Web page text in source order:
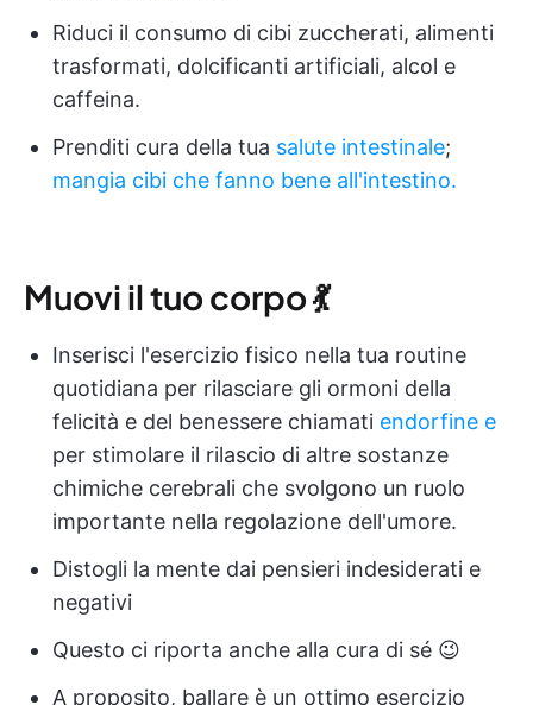
Riduci il consumo di cibi zuccherati, alimenti
trasformati, dolcificanti artificiali, alcol e
caffeina.
Prenditi cura della tua salute intestinale;
mangia cibi che fanno bene all'intestino.
Muovi il tuo corpo 💃
Inserisci l'esercizio fisico nella tua routine
quotidiana per rilasciare gli ormoni della
felicità e del benessere chiamati endorfine e
per stimolare il rilascio di altre sostanze
chimiche cerebrali che svolgono un ruolo
importante nella regolazione dell'umore.
Distogli la mente dai pensieri indesiderati e
negativi
Questo ci riporta anche alla cura di sé 😉
A proposito, ballare è un ottimo esercizio